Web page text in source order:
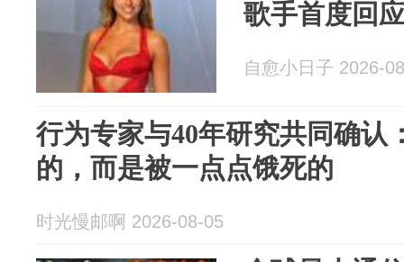
歌手首度回
自愈小日子 2026-
行为专家与40年研究共同确认
的，而是被一点点饿死的
时光慢邮啊 2026-08-05